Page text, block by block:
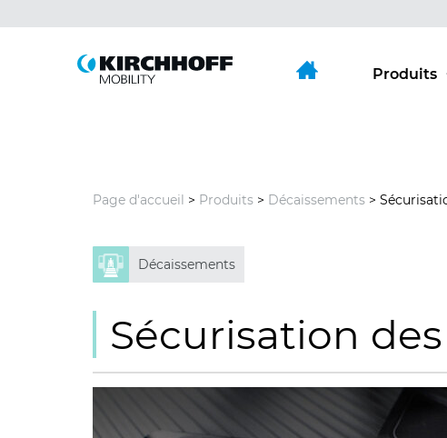
Contenu
Produits
Page d'accueil > Produits > Décaissements >
Décaissements
Sécurisation